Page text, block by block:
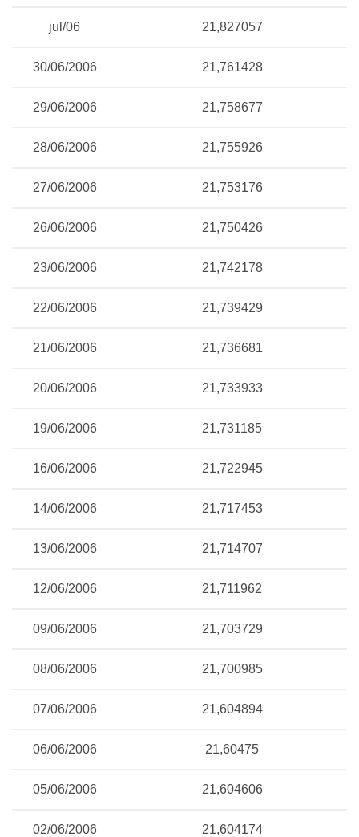
jul/06 21,827057
30/06/2006 21,761428
29/06/2006 21,758677
28/06/2006 21,755926
27/06/2006 21,753176
26/06/2006 21,750426
23/06/2006 21,742178
22/06/2006 21,739429
21/06/2006 21,736681
20/06/2006 21,733933
19/06/2006 21,731185
16/06/2006 21,722945
14/06/2006 21,717453
13/06/2006 21,714707
12/06/2006 21,711962
09/06/2006 21,703729
08/06/2006 21,700985
07/06/2006 21,604894
06/06/2006 21,60475
05/06/2006 21,604606
02/06/2006 21,604174